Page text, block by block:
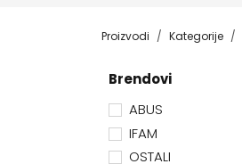
Proizvodi Kategorije
Brendovi
ABUS
IFAM
OSTALI